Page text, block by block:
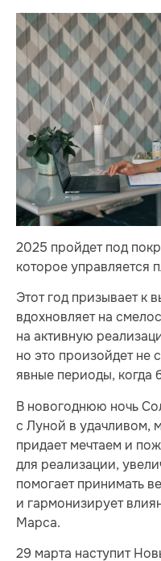
2025 пройдет под
которое управляется
Этот год призывает к
вдохновляет на
на активную
но это произойдет не
явные периоды, когда
В новогоднюю ночь
с Луной в удачливом,
придает мечтаем и
для реализации,
помогает принимать
и гармонизирует
Марса.
29 марта наступит